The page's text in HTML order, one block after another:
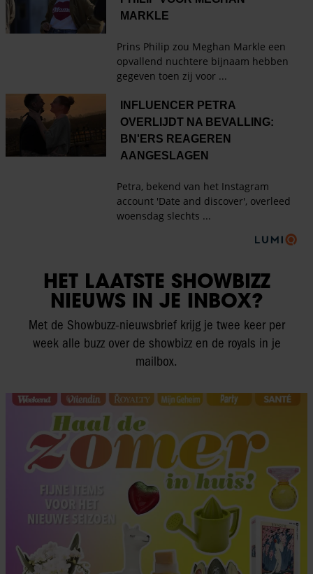
HET LAATSTE SHOWBIZZ
NIEUWS IN JE INBOX?
Met de Showbuzz-nieuwsbrief krijg je twee keer per
week alle buzz over de showbizz en de royals in je
mailbox.